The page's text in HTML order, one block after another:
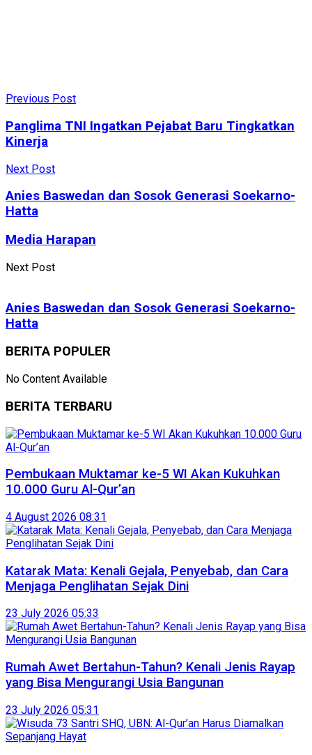
Previous Post
Panglima TNI Ingatkan Pejabat Baru Tingkatkan
Kinerja
Next Post
Anies Baswedan dan Sosok Generasi Soekarno-
Hatta
Media Harapan
Next Post
Anies Baswedan dan Sosok Generasi Soekarno-
Hatta
BERITA POPULER
No Content Available
BERITA TERBARU
Pembukaan Muktamar ke-5 WI Akan Kukuhkan
10.000 Guru Al-Qur’an
4 August 2026 08:31
Katarak Mata: Kenali Gejala, Penyebab, dan Cara
Menjaga Penglihatan Sejak Dini
23 July 2026 05:33
Rumah Awet Bertahun-Tahun? Kenali Jenis Rayap
yang Bisa Mengurangi Usia Bangunan
23 July 2026 05:31